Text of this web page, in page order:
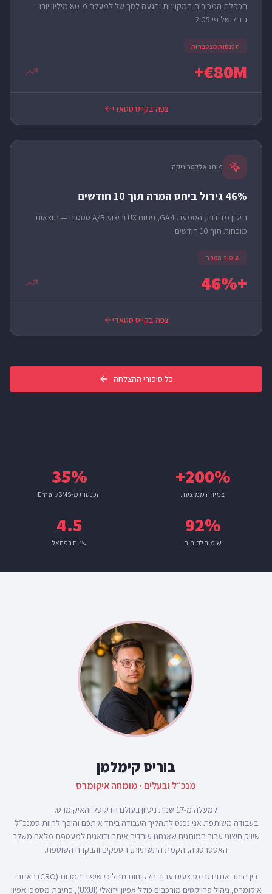
הכפלת המכירות המקוונות והגעה לסך של למעלה מ-80 מיליון יורו —
גידול של פי 2.05.
הכנסות מצטברות
80M€+
צפה בקייס סטאדי
מותג אלקטרוניקה
46% גידול ביחס המרה תוך 10 חודשים
תיקון מדידות, הטמעת GA4, ניתוח UX וביצוע A/B טסטים — תוצאות
מוכחות תוך 10 חודשים.
שיפור המרה
+46%
צפה בקייס סטאדי
כל סיפורי ההצלחה
200%+
צמיחה ממוצעת
35%
הכנסות מ-Email/SMS
92%
שימור לקוחות
4.5
שנים בפתאל
בוריס קימלמן
מנכ״ל ובעלים · מומחה איקומרס
בעבודה משותפת אני נכנס לתהליך העבודה ביחד איתכם והופך להיות סמנכ”ל
שיווק חיצוני עבור המותגים שאנחנו עובדים איתם ודואגים למעטפת מלאה משלב
בין היתר אנחנו גם מבצעים עבור הלקוחות תהליכי שיפור המרות (CRO) באתרי
איקומרס, ניהול פרויקטים מורכבים כולל אפיון ויזואלי (UXUI), כתיבת מסמכי אפיון